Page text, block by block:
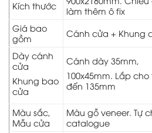
Kích thước
làm thêm ô fix
Giá bao
gồm
Cánh cửa + Khung
Dày cánh
cửa
Khung bao
cửa
Cánh dày 35mm,
100x45mm. Lắp
đến 135mm
Màu sắc,
Mẫu cửa
Màu gỗ veneer. Tự
catalogue